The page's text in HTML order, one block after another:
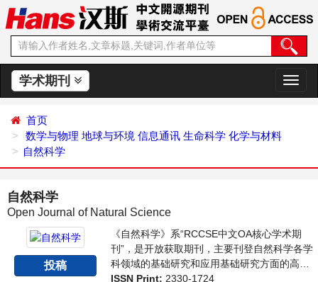
学术期刊
切
换
首页
数学与物理 地球与环境 信息通讯 生命科学 化学与材料
自然科学
自然科学
Open Journal of Natural Science
投稿
《自然科学》系“RCCSE中文OA核心学术期
刊”，是开放获取期刊，主要刊登自然科学各学
科领域的基础研究和应用基础研究方面的高水
平、有创造性和重要意义的最新研究成果论
ISSN Print: 2330-1724